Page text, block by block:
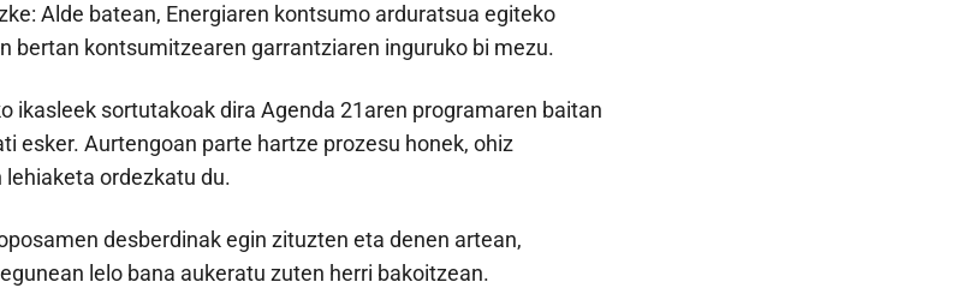
Alde batean, Energiaren kontsumo arduratsua egiteko
bertan kontsumitzearen garrantziaren inguruko bi mezu.
ikasleek sortutakoak dira Agenda 21aren programaren baitan
esker. Aurtengoan parte hartze prozesu honek, ohiz
lehiaketa ordezkatu du.
desberdinak egin zituzten eta denen artean,
lelo bana aukeratu zuten herri bakoitzean.